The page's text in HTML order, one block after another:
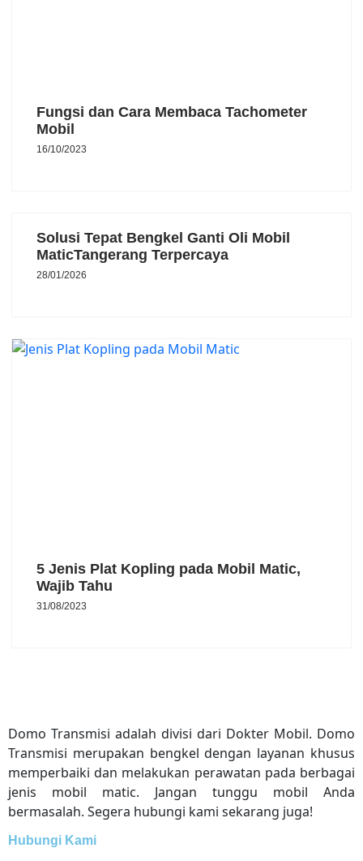
Fungsi dan Cara Membaca Tachometer
Mobil
16/10/2023
Solusi Tepat Bengkel Ganti Oli Mobil
MaticTangerang Terpercaya
28/01/2026
5 Jenis Plat Kopling pada Mobil Matic,
Wajib Tahu
31/08/2023
Domo Transmisi adalah divisi dari Dokter Mobil. Domo
Transmisi merupakan bengkel dengan layanan khusus
memperbaiki dan melakukan perawatan pada berbagai
jenis mobil matic. Jangan tunggu mobil Anda
bermasalah. Segera hubungi kami sekarang juga!
Hubungi Kami